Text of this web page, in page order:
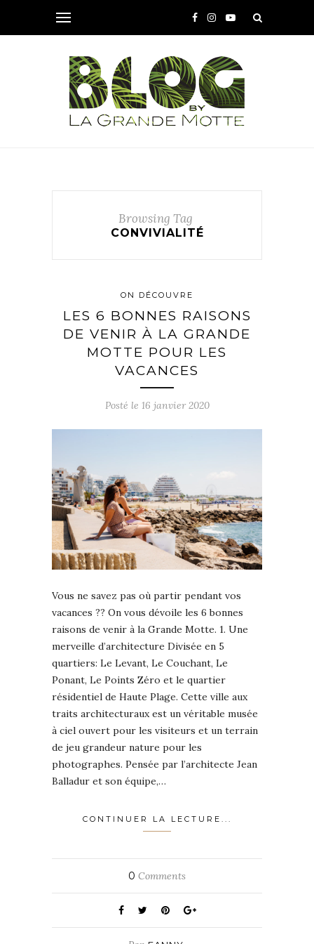
Browsing Tag
CONVIVIALITÉ
ON DÉCOUVRE
LES 6 BONNES RAISONS
DE VENIR À LA GRANDE
MOTTE POUR LES
VACANCES
Posté le 16 janvier 2020
Vous ne savez pas où partir pendant vos
vacances ?? On vous dévoile les 6 bonnes
raisons de venir à la Grande Motte. 1. Une
merveille d’architecture Divisée en 5
quartiers: Le Levant, Le Couchant, Le
Ponant, Le Points Zéro et le quartier
résidentiel de Haute Plage. Cette ville aux
traits architecturaux est un véritable musée
à ciel ouvert pour les visiteurs et un terrain
de jeu grandeur nature pour les
photographes. Pensée par l’architecte Jean
Balladur et son équipe,…
CONTINUER LA LECTURE...
0 Comments